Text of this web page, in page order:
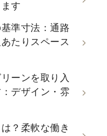
す
準寸法：通路
たりスペース
ーンを取り入
デザイン・雰
？柔軟な働き